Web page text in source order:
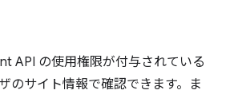
API の使用権限が付与されている
のサイト情報で確認できます。ま